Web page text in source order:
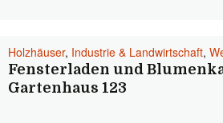
Holzhäuser, Industrie & Landwirtschaft,
Fensterladen und
Gartenhaus 123